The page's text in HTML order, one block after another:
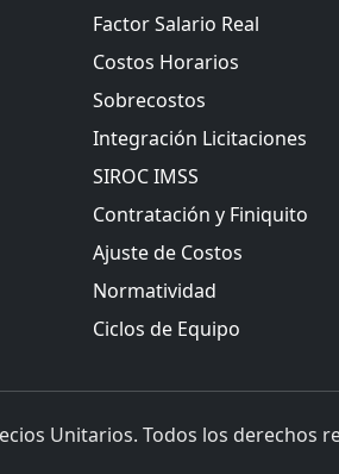
Factor Salario Real
Costos Horarios
Sobrecostos
Integración Licitaciones
SIROC IMSS
Contratación y Finiquito
Ajuste de Costos
Normatividad
Ciclos de Equipo
Unitarios. Todos los derechos